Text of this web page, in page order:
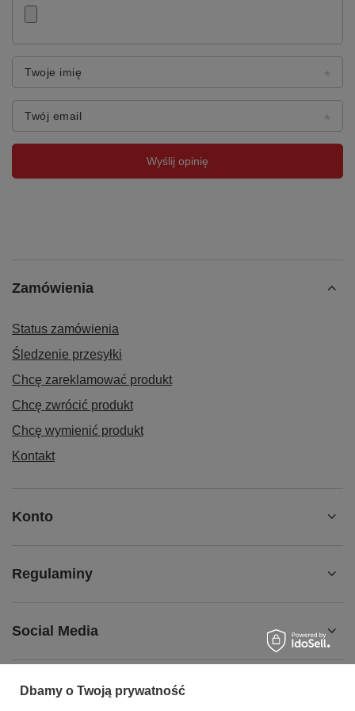
Nasz blat warsztatowy ze sklejki, obity gumą benzyno- i olejoodporną
kto poszukuje solidnej i odpornej powierzchni roboczej. Dzięki wysokiej
jakości materiałom oraz precyzyjnemu wykonaniu, blat ten spełni
oczekiwania nawet najbardziej wymagających użytkowników,
gwarantując komfort i bezpieczeństwo pracy przez długie lata.
Twoje imię
Twój email
Wyślij opinię
Zamówienia
Status zamówienia
Śledzenie przesyłki
Chcę zareklamować produkt
Chcę zwrócić produkt
Chcę wymienić produkt
Kontakt
Konto
Regulaminy
Social Media
Dbamy o Twoją prywatność